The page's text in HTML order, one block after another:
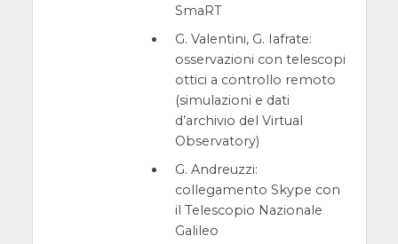
SmaRT
G. Valentini, G. Iafrate:
osservazioni con telescopi
ottici a controllo remoto
(simulazioni e dati
d’archivio del Virtual
Observatory)
G. Andreuzzi:
collegamento Skype con
il Telescopio Nazionale
Galileo